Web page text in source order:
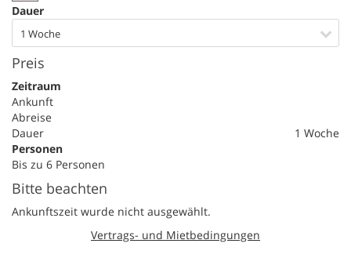
Dauer
1 Woche
Preis
Zeitraum
Ankunft
Abreise
Dauer
1 Woche
Personen
Bis zu 6 Personen
Bitte beachten
Ankunftszeit wurde nicht ausgewählt.
Vertrags- und Mietbedingungen